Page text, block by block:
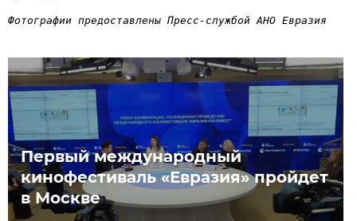
Фотографии предоставлены Пресс-службой АНО Евразия
Первый международный
кинофестиваль «Евразия» пройдет
в Москве